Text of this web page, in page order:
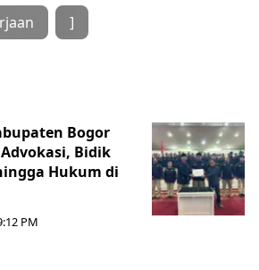
]
Bogor
Bidik
Hukum di
PM